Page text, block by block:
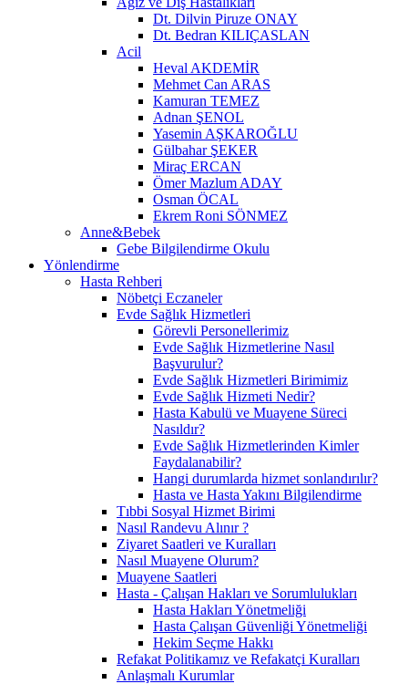
Dt. Dilvin Piruze ONAY
Dt. Bedran KILIÇASLAN
Acil
Heval AKDEMİR
Mehmet Can ARAS
Kamuran TEMEZ
Adnan ŞENOL
Yasemin AŞKAROĞLU
Gülbahar ŞEKER
Miraç ERCAN
Ömer Mazlum ADAY
Osman ÖCAL
Ekrem Roni SÖNMEZ
Anne&Bebek
Gebe Bilgilendirme Okulu
Yönlendirme
Hasta Rehberi
Nöbetçi Eczaneler
Evde Sağlık Hizmetleri
Görevli Personellerimiz
Evde Sağlık Hizmetlerine Nasıl
Başvurulur?
Evde Sağlık Hizmetleri Birimimiz
Evde Sağlık Hizmeti Nedir?
Hasta Kabulü ve Muayene Süreci
Nasıldır?
Evde Sağlık Hizmetlerinden Kimler
Faydalanabilir?
Hangi durumlarda hizmet sonlandırılır?
Hasta ve Hasta Yakını Bilgilendirme
Tıbbi Sosyal Hizmet Birimi
Nasıl Randevu Alınır ?
Ziyaret Saatleri ve Kuralları
Nasıl Muayene Olurum?
Muayene Saatleri
Hasta - Çalışan Hakları ve Sorumlulukları
Hasta Hakları Yönetmeliği
Hasta Çalışan Güvenliği Yönetmeliği
Hekim Seçme Hakkı
Refakat Politikamız ve Refakatçi Kuralları
Anlaşmalı Kurumlar